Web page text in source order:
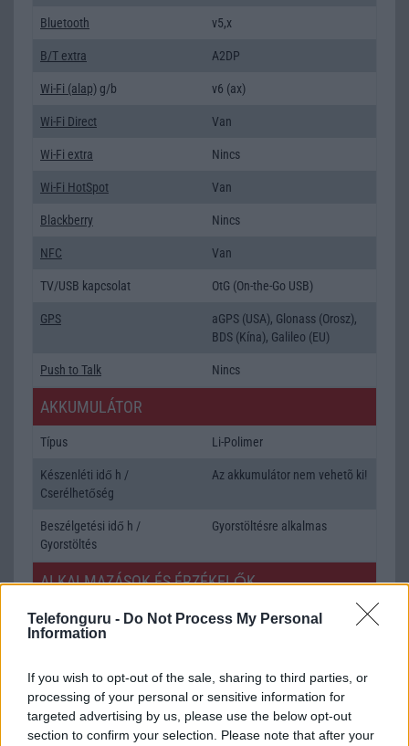
Telefonguru - Do Not Process My Personal
Information
If you wish to opt-out of the sale, sharing to third parties, or
processing of your personal or sensitive information for
targeted advertising by us, please use the below opt-out
section to confirm your selection. Please note that after your
Bluetooth v5,x
B/T extra A2DP
Wi-Fi (alap) g/b v6 (ax)
Wi-Fi Direct Van
Wi-Fi extra Nincs
Wi-Fi HotSpot Van
Blackberry Nincs
NFC Van
TV/USB kapcsolat OtG (On-the-Go USB)
GPS
aGPS (USA), Glonass (Orosz),
BDS (Kína), Galileo (EU)
Push to Talk Nincs
AKKUMULÁTOR
Típus Li-Polimer
Készenléti idő h /
Cserélhetőség
Az akkumulátor nem vehetõ ki!
Beszélgetési idő h /
Gyorstöltés
Gyorstöltésre alkalmas
ALKALMAZÁSOK ÉS ÉRZÉKELŐK
Java Nincs
SNS integráció alap szolgáltatás
Organizer alap szolgáltatás